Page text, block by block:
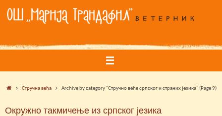
content
HomeСтручна већа Archive by category "Стручно веће српског и страних језика"(Page 9)
Окружно такмичење из српског језика